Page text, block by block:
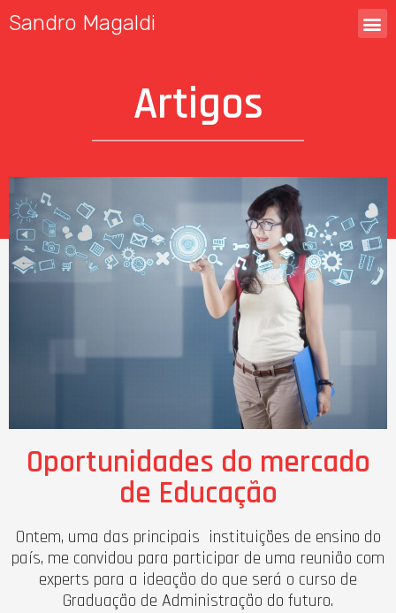
Sandro Magaldi
Artigos
Oportunidades do mercado
de Educação
Ontem, uma das principais instituições de ensino do
país, me convidou para participar de uma reunião com
experts para a ideação do que será o curso de
Graduação de Administração do futuro.